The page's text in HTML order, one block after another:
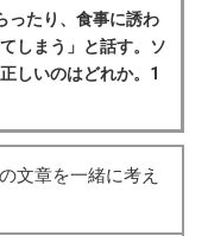
ったり、食事に誘わ
しまう」と話す。ソ
しいのはどれか。1
文章を一緒に考え